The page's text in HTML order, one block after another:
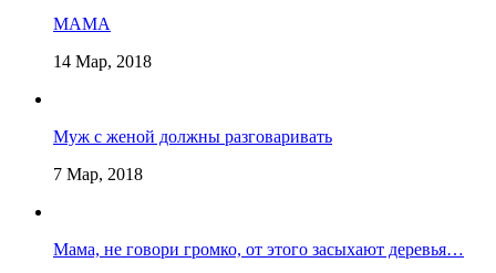
МАМА
14 Мар, 2018
Муж с женой должны разговаривать
7 Мар, 2018
Мама, не говори громко, от этого засыхают деревья…